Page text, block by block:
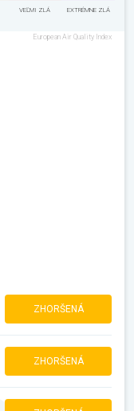
VEĽMI ZLÁ EXTRÉMNE ZLÁ
European Air Quality Index
ZHORŠENÁ
ZHORŠENÁ